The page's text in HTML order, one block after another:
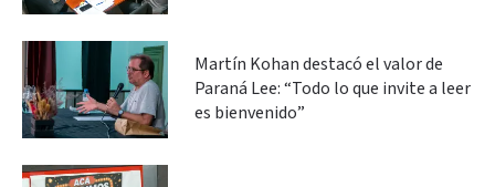
Martín Kohan destacó el valor de
Paraná Lee: “Todo lo que invite a leer
es bienvenido”